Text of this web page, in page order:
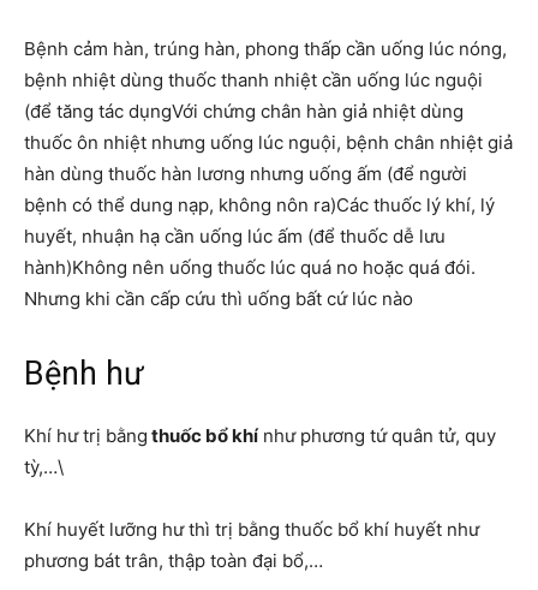
Bệnh cảm hàn, trúng hàn, phong thấp cần uống lúc nóng,
bệnh nhiệt dùng thuốc thanh nhiệt cần uống lúc nguội
(để tăng tác dụngVới chứng chân hàn giả nhiệt dùng
thuốc ôn nhiệt nhưng uống lúc nguội, bệnh chân nhiệt giả
hàn dùng thuốc hàn lương nhưng uống ấm (để người
bệnh có thể dung nạp, không nôn ra)Các thuốc lý khí, lý
huyết, nhuận hạ cần uống lúc ấm (để thuốc dễ lưu
hành)Không nên uống thuốc lúc quá no hoặc quá đói.
Nhưng khi cần cấp cứu thì uống bất cứ lúc nào
Bệnh hư
Khí hư trị bằng thuốc bổ khínhư phương tứ quân tử, quy
tỳ,…\
Khí huyết lưỡng hư thì trị bằng thuốc bổ khí huyết như
phương bát trân, thập toàn đại bổ,…